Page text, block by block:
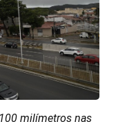
milímetros nas